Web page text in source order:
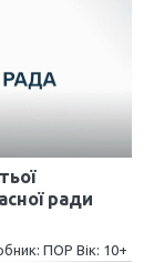
ради
ПОР Вік: 10+